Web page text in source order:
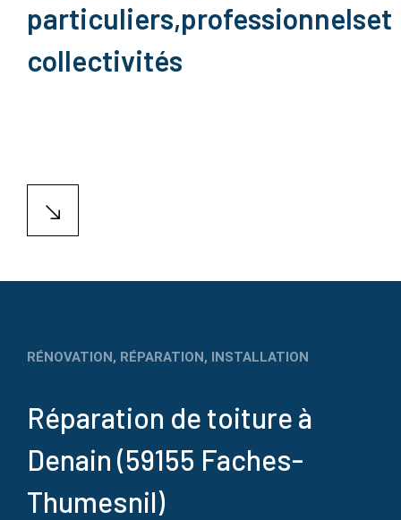
particuliers,professionnelset
collectivités
RÉNOVATION, RÉPARATION, INSTALLATION
Réparation de toiture à
Denain (59155 Faches-
Thumesnil)